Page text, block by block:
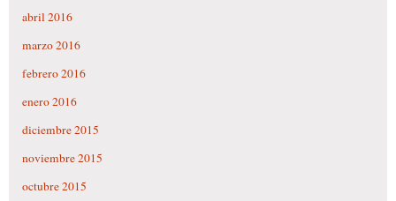
abril 2016
marzo 2016
febrero 2016
enero 2016
diciembre 2015
noviembre 2015
octubre 2015